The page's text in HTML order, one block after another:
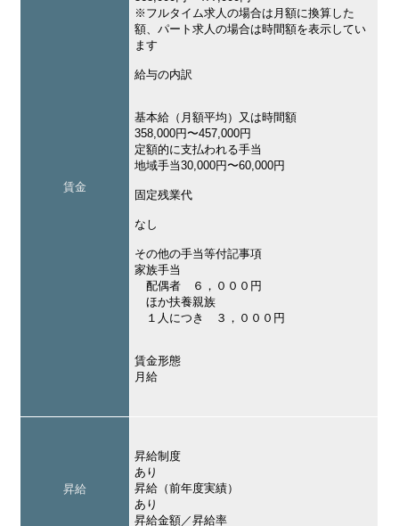
賃金
※フルタイム求人の場合は月額に換算した
額、パート求人の場合は時間額を表示してい
ます
給与の内訳
基本給（月額平均）又は時間額
358,000円〜457,000円
定額的に支払われる手当
地域手当30,000円〜60,000円
固定残業代
なし
その他の手当等付記事項
家族手当
配偶者 ６，０００円
ほか扶養親族
１人につき ３，０００円
賃金形態
月給
昇給
昇給制度
あり
昇給（前年度実績）
あり
昇給金額／昇給率